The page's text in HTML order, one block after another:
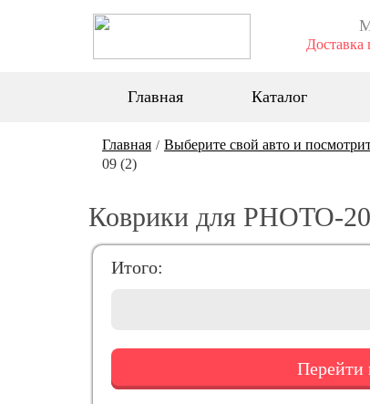
Главная Каталог
Главная / Выберите свой авто и
09 (2)
Коврики для PHOTO-
Итого: